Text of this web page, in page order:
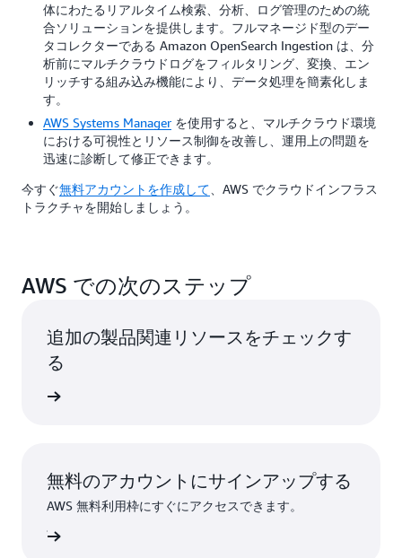
体にわたるリアルタイム検索、分析、ログ管理のための統
合ソリューションを提供します。フルマネージド型のデー
タコレクターである Amazon OpenSearch Ingestion は、分
析前にマルチクラウドログをフィルタリング、変換、エン
リッチする組み込み機能により、データ処理を簡素化しま
す。
AWS Systems Manager を使用すると、マルチクラウド環境
における可視性とリソース制御を改善し、運用上の問題を
迅速に診断して修正できます。
今すぐ無料アカウントを作成して 、AWS でクラウドインフラス
トラクチャを開始しましょう。
AWS での次のステップ
追加の製品関連リソースをチェックす
る
無料のアカウントにサインアップする
AWS 無料利用枠にすぐにアクセスできます。